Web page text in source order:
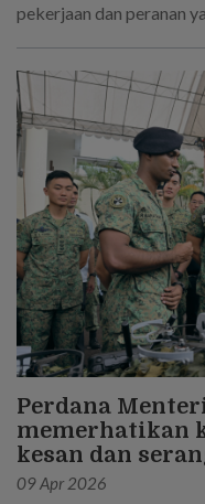
pekerjaan dan peranan
Perdana
memerhatikan
kesan dan
09 Apr 2026